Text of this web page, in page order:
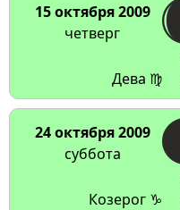
15 октября 2009
четверг
Дева ♍
24 октября 2009
суббота
Козерог ♑